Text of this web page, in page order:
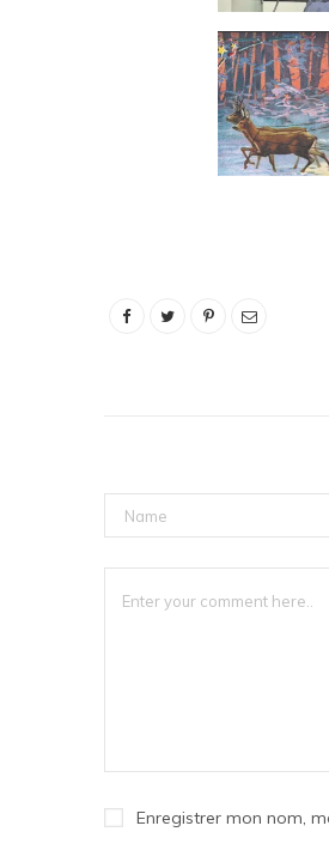
Enregistrer mon nom,